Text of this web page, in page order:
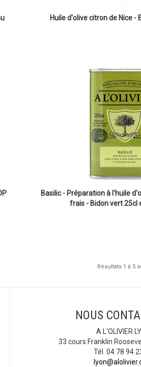
Huile d'olive citron de Nice -
Basilic - Préparation à l'huile
frais - Bidon vert 25cl
Résultats 1 à 5
NOUS
A L'OLIVIER
33 cours Franklin
Tél. 04 78 94